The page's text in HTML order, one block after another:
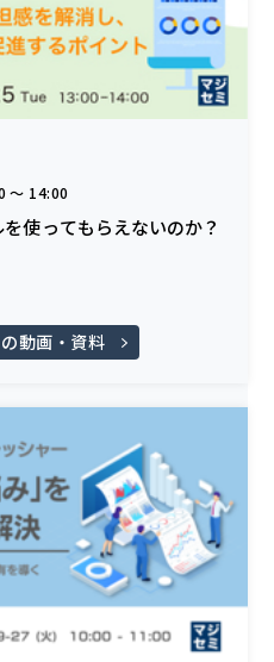
〜 14:00
使ってもらえないのか？
動画・資料